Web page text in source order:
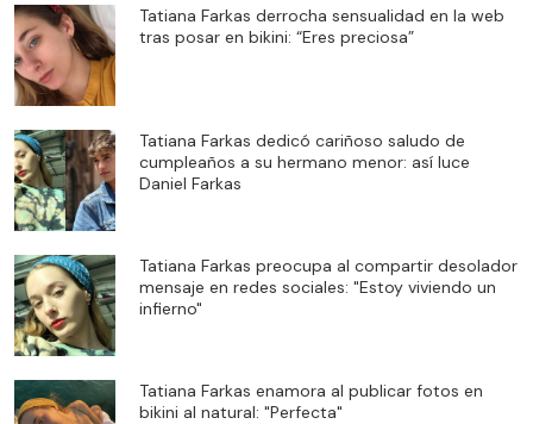
Tatiana Farkas derrocha sensualidad en la web
tras posar en bikini: “Eres preciosa”
Tatiana Farkas dedicó cariñoso saludo de
cumpleaños a su hermano menor: así luce
Daniel Farkas
Tatiana Farkas preocupa al compartir desolador
mensaje en redes sociales: "Estoy viviendo un
infierno"
Tatiana Farkas enamora al publicar fotos en
bikini al natural: "Perfecta"